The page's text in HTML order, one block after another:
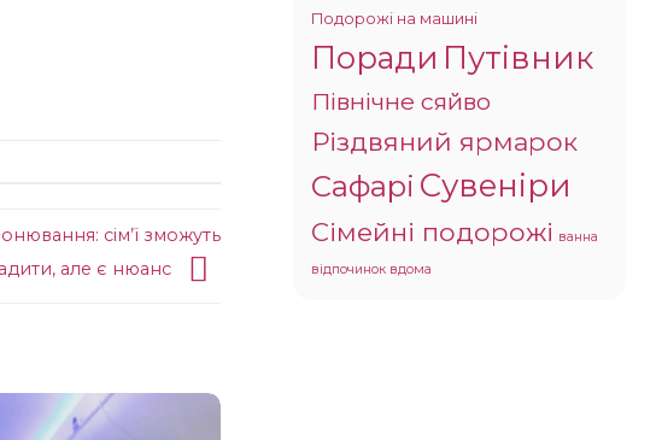
сім’ї зможуть
але є нюанс
Подорожі на машині
Поради Путівник
Північне сяйво
Різдвяний ярмарок
Сафарі Сувеніри
Сімейні подорожі ванна
відпочинок вдома